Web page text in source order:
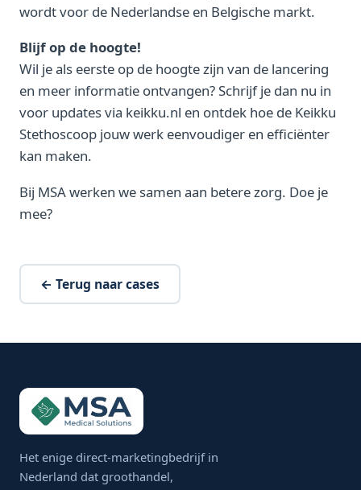
wordt voor de Nederlandse en Belgische markt.
Blijf op de hoogte!
Wil je als eerste op de hoogte zijn van de lancering
en meer informatie ontvangen? Schrijf je dan nu in
voor updates via keikku.nl en ontdek hoe de Keikku
Stethoscoop jouw werk eenvoudiger en efficiënter
kan maken.
Bij MSA werken we samen aan betere zorg. Doe je
mee?
← Terug naar cases
Het enige direct-marketingbedrijf in
Nederland dat groothandel,